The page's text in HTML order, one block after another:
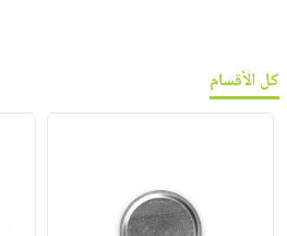
كل الأقسام